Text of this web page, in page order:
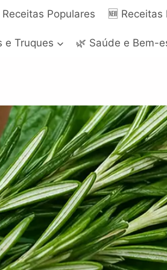
Receitas Populares 🆕 Receitas
e Truques 🌿 Saúde e Bem-